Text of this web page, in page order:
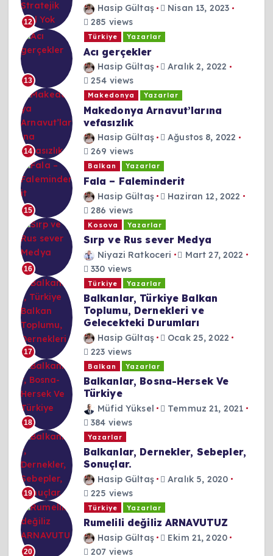
12
Hasip Gültaş
Nisan 13, 2023
285 views
13
Türkiye Yazarlar
Acı gerçekler
Hasip Gültaş
Aralık 2, 2022
254 views
14
Makedonya Yazarlar
Makedonya Arnavut’larına
vefasızlık
Hasip Gültaş
Ağustos 8, 2022
269 views
15
Balkan Yazarlar
Fala – Faleminderit
Hasip Gültaş
Haziran 12, 2022
286 views
16
Kosova Yazarlar
Sırp ve Rus sever Medya
Niyazi Ratkoceri
Mart 27, 2022
330 views
17
Türkiye Yazarlar
Balkanlar, Türkiye Balkan
Toplumu, Dernekleri ve
Gelecekteki Durumları
Hasip Gültaş
Ocak 25, 2022
223 views
18
Balkan Yazarlar
Balkanlar, Bosna-Hersek Ve
Türkiye
Müfid Yüksel
Temmuz 21, 2021
384 views
19
Yazarlar
Balkanlar, Dernekler, Sebepler,
Sonuçlar.
Hasip Gültaş
Aralık 5, 2020
225 views
20
Türkiye Yazarlar
Rumelili değiliz ARNAVUTUZ
Hasip Gültaş
Ekim 21, 2020
207 views